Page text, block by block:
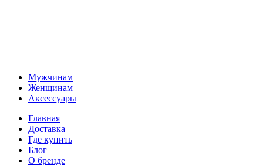
Мужчинам
Женщинам
Аксессуары
Главная
Доставка
Где купить
Блог
О бренде